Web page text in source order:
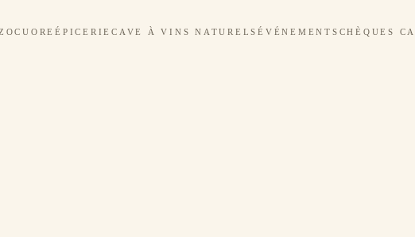
ÉPICERIECAVE À VINS NATURELSÉVÉNEMENTS CHÈQUES